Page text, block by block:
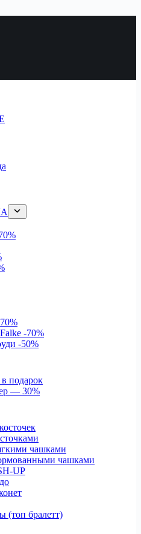
-70%
-50%
подарок
— 30%
чашками
чашками
UP
(топ бралетт)